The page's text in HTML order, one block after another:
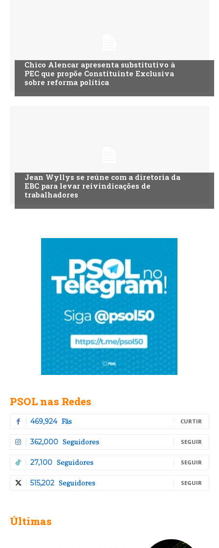
Chico Alencar apresenta substitutivo à
PEC que propõe Constituinte Exclusiva
sobre reforma política
Jean Wyllys se reúne com a diretoria da
EBC para levar reivindicações de
trabalhadores
PSOL nas Redes
469,924 Fãs CURTIR
362,000 Seguidores SEGUIR
27,100 Seguidores SEGUIR
515,202 Seguidores SEGUIR
Últimas